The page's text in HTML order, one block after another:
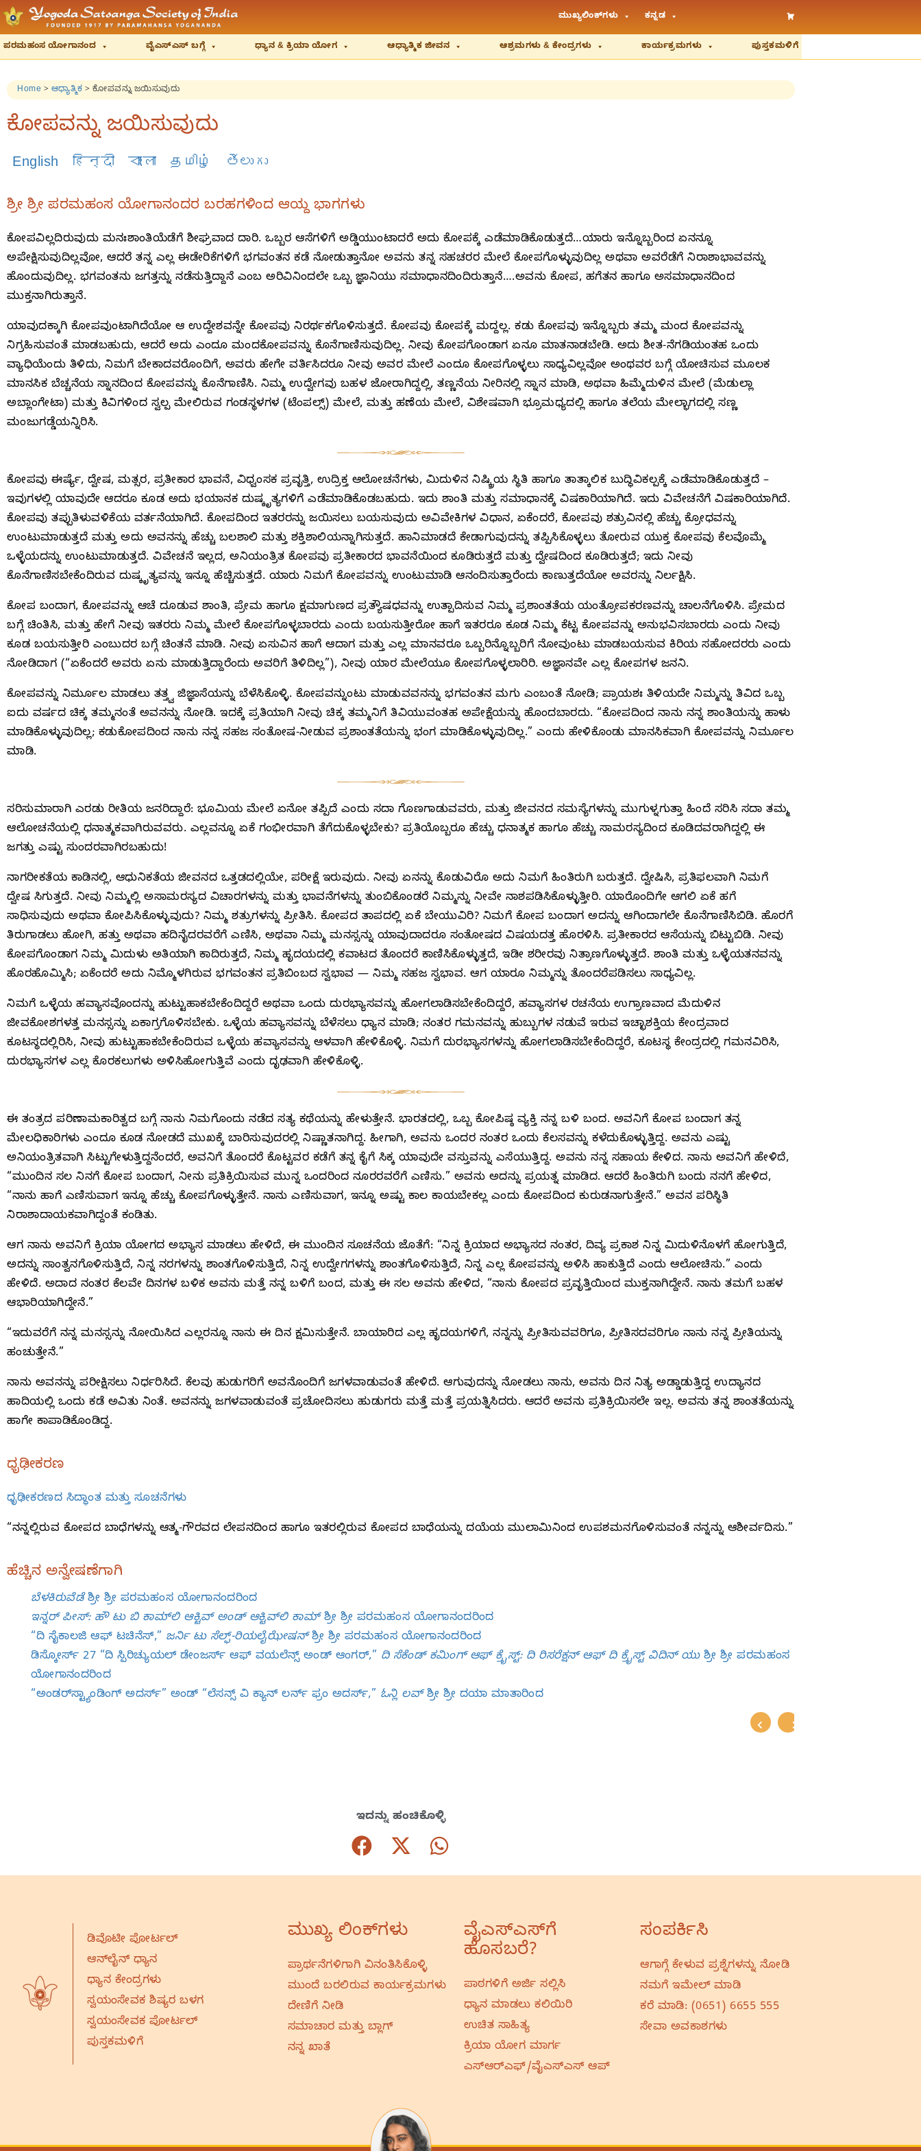
ಮುಖ್ಯಲಿಂಕ್‌ಗಳು ಕನ್ನಡ
ಪರಮಹಂಸ ಯೋಗಾನಂದ ವೈಎಸ್‌ಎಸ್‌ ಬಗ್ಗೆ ಧ್ಯಾನ & ಕ್ರಿಯಾ ಯೋಗ ಆಧ್ಯಾತ್ಮಿಕ ಜೀವನ ಆಶ್ರಮಗಳು & ಕೇಂದ್ರಗಳು ಕಾರ್ಯಕ್ರಮಗಳು ಪುಸ್ತಕಮಳಿಗೆ
Home > ಆಧ್ಯಾತ್ಮಿಕ > ಕೋಪವನ್ನು ಜಯಿಸುವುದು
ಕೋಪವನ್ನು ಜಯಿಸುವುದು
English हिन्दी বাংলা தமிழ் తెలుగు
ಶ್ರೀ ಶ್ರೀ ಪರಮಹಂಸ ಯೋಗಾನಂದರ ಬರಹಗಳಿಂದ ಆಯ್ದ ಭಾಗಗಳು
ಕೋಪವಿಲ್ಲದಿರುವುದು ಮನಃಶಾಂತಿಯೆಡೆಗೆ ಶೀಘ್ರವಾದ ದಾರಿ. ಒಬ್ಬರ ಆಸೆಗಳಿಗೆ ಅಡ್ಡಿಯುಂಟಾದರೆ ಅದು ಕೋಪಕ್ಕೆ ಎಡೆಮಾಡಿಕೊಡುತ್ತದೆ…ಯಾರು ಇನ್ನೊಬ್ಬರಿಂದ ಏನನ್ನೂ
ಅಪೇಕ್ಷಿಸುವುದಿಲ್ಲವೋ, ಆದರೆ ತನ್ನ ಎಲ್ಲ ಈಡೇರಿಕೆಗಳಿಗೆ ಭಗವಂತನ ಕಡೆ ನೋಡುತ್ತಾನೋ ಅವನು ತನ್ನ ಸಹಚರರ ಮೇಲೆ ಕೋಪಗೊಳ್ಳುವುದಿಲ್ಲ ಅಥವಾ ಅವರೆಡೆಗೆ ನಿರಾಶಾಭಾವವನ್ನು
ಹೊಂದುವುದಿಲ್ಲ. ಭಗವಂತನು ಜಗತ್ತನ್ನು ನಡೆಸುತ್ತಿದ್ದಾನೆ ಎಂಬ ಅರಿವಿನಿಂದಲೇ ಒಬ್ಬ ಜ್ಞಾನಿಯು ಸಮಾಧಾನದಿಂದಿರುತ್ತಾನೆ….ಅವನು ಕೋಪ, ಹಗೆತನ ಹಾಗೂ ಅಸಮಾಧಾನದಿಂದ
ಮುಕ್ತನಾಗಿರುತ್ತಾನೆ.
ಯಾವುದಕ್ಕಾಗಿ ಕೋಪವುಂಟಾಗಿದೆಯೋ ಆ ಉದ್ದೇಶವನ್ನೇ ಕೋಪವು ನಿರರ್ಥಕಗೊಳಿಸುತ್ತದೆ. ಕೋಪವು ಕೋಪಕ್ಕೆ ಮದ್ದಲ್ಲ. ಕಡು ಕೋಪವು ಇನ್ನೊಬ್ಬರು ತಮ್ಮ ಮಂದ ಕೋಪವನ್ನು
ನಿಗ್ರಹಿಸುವಂತೆ ಮಾಡಬಹುದು, ಆದರೆ ಅದು ಎಂದೂ ಮಂದಕೋಪವನ್ನು ಕೊನೆಗಾಣಿಸುವುದಿಲ್ಲ. ನೀವು ಕೋಪಗೊಂಡಾಗ ಏನೂ ಮಾತನಾಡಬೇಡಿ. ಅದು ಶೀತ-ನೆಗಡಿಯಂತಹ ಒಂದು
ವ್ಯಾಧಿಯೆಂದು ತಿಳಿದು, ನಿಮಗೆ ಬೇಕಾದವರೊಂದಿಗೆ, ಅವರು ಹೇಗೇ ವರ್ತಿಸಿದರೂ ನೀವು ಅವರ ಮೇಲೆ ಎಂದೂ ಕೋಪಗೊಳ್ಳಲು ಸಾಧ್ಯವಿಲ್ಲವೋ ಅಂಥವರ ಬಗ್ಗೆ ಯೋಚಿಸುವ ಮೂಲಕ
ಮಾನಸಿಕ ಬೆಚ್ಚನೆಯ ಸ್ನಾನದಿಂದ ಕೋಪವನ್ನು ಕೊನೆಗಾಣಿಸಿ. ನಿಮ್ಮ ಉದ್ವೇಗವು ಬಹಳ ಜೋರಾಗಿದ್ದಲ್ಲಿ, ತಣ್ಣನೆಯ ನೀರಿನಲ್ಲಿ ಸ್ನಾನ ಮಾಡಿ, ಅಥವಾ ಹಿಮ್ಮೆದುಳಿನ ಮೇಲೆ (ಮೆಡುಲ್ಲಾ
ಅಬ್ಲಾಂಗೇಟಾ) ಮತ್ತು ಕಿವಿಗಳಿಂದ ಸ್ವಲ್ಪ ಮೇಲಿರುವ ಗಂಡಸ್ಥಳಗಳ (ಟೆಂಪಲ್ಸ್‌) ಮೇಲೆ, ಮತ್ತು ಹಣೆಯ ಮೇಲೆ, ವಿಶೇಷವಾಗಿ ಭ್ರೂಮಧ್ಯದಲ್ಲಿ ಹಾಗೂ ತಲೆಯ ಮೇಲ್ಭಾಗದಲ್ಲಿ ಸಣ್ಣ
ಮಂಜುಗಡ್ಡೆಯನ್ನಿರಿಸಿ.
ಕೋಪವು ಈರ್ಷ್ಯೆ, ದ್ವೇಷ, ಮತ್ಸರ, ಪ್ರತೀಕಾರ ಭಾವನೆ, ವಿಧ್ವಂಸಕ ಪ್ರವೃತ್ತಿ, ಉದ್ರಿಕ್ತ ಆಲೋಚನೆಗಳು, ಮಿದುಳಿನ ನಿಷ್ಕ್ರಿಯ ಸ್ಥಿತಿ ಹಾಗೂ ತಾತ್ಕಾಲಿಕ ಬುದ್ಧಿವಿಕಲ್ಪಕ್ಕೆ ಎಡೆಮಾಡಿಕೊಡುತ್ತದೆ –
ಇವುಗಳಲ್ಲಿ ಯಾವುದೇ ಆದರೂ ಕೂಡ ಅದು ಭಯಾನಕ ದುಷ್ಕೃತ್ಯಗಳಿಗೆ ಎಡೆಮಾಡಿಕೊಡಬಹುದು. ಇದು ಶಾಂತಿ ಮತ್ತು ಸಮಾಧಾನಕ್ಕೆ ವಿಷಕಾರಿಯಾಗಿದೆ. ಇದು ವಿವೇಚನೆಗೆ ವಿಷಕಾರಿಯಾಗಿದೆ.
ಕೋಪವು ತಪ್ಪುತಿಳುವಳಿಕೆಯ ವರ್ತನೆಯಾಗಿದೆ. ಕೋಪದಿಂದ ಇತರರನ್ನು ಜಯಿಸಲು ಬಯಸುವುದು ಅವಿವೇಕಿಗಳ ವಿಧಾನ, ಏಕೆಂದರೆ, ಕೋಪವು ಶತ್ರುವಿನಲ್ಲಿ ಹೆಚ್ಚು ಕ್ರೋಧವನ್ನು
ಉಂಟುಮಾಡುತ್ತದೆ ಮತ್ತು ಅದು ಅವನನ್ನು ಹೆಚ್ಚು ಬಲಶಾಲಿ ಮತ್ತು ಶಕ್ತಿಶಾಲಿಯನ್ನಾಗಿಸುತ್ತದೆ. ಹಾನಿಮಾಡದೆ ಕೇಡಾಗುವುದನ್ನು ತಪ್ಪಿಸಿಕೊಳ್ಳಲು ತೋರುವ ಯುಕ್ತ ಕೋಪವು ಕೆಲವೊಮ್ಮೆ
ಒಳ್ಳೆಯದನ್ನು ಉಂಟುಮಾಡುತ್ತದೆ. ವಿವೇಚನೆ ಇಲ್ಲದ, ಅನಿಯಂತ್ರಿತ ಕೋಪವು ಪ್ರತೀಕಾರದ ಭಾವನೆಯಿಂದ ಕೂಡಿರುತ್ತದೆ ಮತ್ತು ದ್ವೇಷದಿಂದ ಕೂಡಿರುತ್ತದೆ; ಇದು ನೀವು
ಕೊನೆಗಾಣಿಸಬೇಕೆಂದಿರುವ ದುಷ್ಕೃತ್ಯವನ್ನು ಇನ್ನೂ ಹೆಚ್ಚಿಸುತ್ತದೆ. ಯಾರು ನಿಮಗೆ ಕೋಪವನ್ನು ಉಂಟುಮಾಡಿ ಆನಂದಿಸುತ್ತಾರೆಂದು ಕಾಣುತ್ತದೆಯೋ ಅವರನ್ನು ನಿರ್ಲಕ್ಷಿಸಿ.
ಕೋಪ ಬಂದಾಗ, ಕೋಪವನ್ನು ಆಚೆ ದೂಡುವ ಶಾಂತಿ, ಪ್ರೇಮ ಹಾಗೂ ಕ್ಷಮಾಗುಣದ ಪ್ರತ್ಯೌಷಧವನ್ನು ಉತ್ಪಾದಿಸುವ ನಿಮ್ಮ ಪ್ರಶಾಂತತೆಯ ಯಂತ್ರೋಪಕರಣವನ್ನು ಚಾಲನೆಗೊಳಿಸಿ. ಪ್ರೇಮದ
ಬಗ್ಗೆ ಚಿಂತಿಸಿ, ಮತ್ತು ಹೇಗೆ ನೀವು ಇತರರು ನಿಮ್ಮ ಮೇಲೆ ಕೋಪಗೊಳ್ಳಬಾರದು ಎಂದು ಬಯಸುತ್ತೀರೋ ಹಾಗೆ ಇತರರೂ ಕೂಡ ನಿಮ್ಮ ಕೆಟ್ಟ ಕೋಪವನ್ನು ಅನುಭವಿಸಬಾರದು ಎಂದು ನೀವು
ಕೂಡ ಬಯಸುತ್ತೀರಿ ಎಂಬುದರ ಬಗ್ಗೆ ಚಿಂತನೆ ಮಾಡಿ. ನೀವು ಏಸುವಿನ ಹಾಗೆ ಆದಾಗ ಮತ್ತು ಎಲ್ಲ ಮಾನವರೂ ಒಬ್ಬರಿನ್ನೊಬ್ಬರಿಗೆ ನೋವುಂಟು ಮಾಡಬಯಸುವ ಕಿರಿಯ ಸಹೋದರರು ಎಂದು
ನೋಡಿದಾಗ (“ಏಕೆಂದರೆ ಅವರು ಏನು ಮಾಡುತ್ತಿದ್ದಾರೆಂದು ಅವರಿಗೆ ತಿಳಿದಿಲ್ಲ”), ನೀವು ಯಾರ ಮೇಲೆಯೂ ಕೋಪಗೊಳ್ಳಲಾರಿರಿ. ಅಜ್ಞಾನವೇ ಎಲ್ಲ ಕೋಪಗಳ ಜನನಿ.
ಕೋಪವನ್ನು ನಿರ್ಮೂಲ ಮಾಡಲು ತತ್ತ್ವ ಜಿಜ್ಞಾಸೆಯನ್ನು ಬೆಳೆಸಿಕೊಳ್ಳಿ. ಕೋಪವನ್ನುಂಟು ಮಾಡುವವನನ್ನು ಭಗವಂತನ ಮಗು ಎಂಬಂತೆ ನೋಡಿ; ಪ್ರಾಯಶಃ ತಿಳಿಯದೇ ನಿಮ್ಮನ್ನು ತಿವಿದ ಒಬ್ಬ
ಐದು ವರ್ಷದ ಚಿಕ್ಕ ತಮ್ಮನಂತೆ ಅವನನ್ನು ನೋಡಿ. ಇದಕ್ಕೆ ಪ್ರತಿಯಾಗಿ ನೀವು ಚಿಕ್ಕ ತಮ್ಮನಿಗೆ ತಿವಿಯುವಂತಹ ಅಪೇಕ್ಷೆಯನ್ನು ಹೊಂದಬಾರದು. “ಕೋಪದಿಂದ ನಾನು ನನ್ನ ಶಾಂತಿಯನ್ನು ಹಾಳು
ಮಾಡಿಕೊಳ್ಳುವುದಿಲ್ಲ; ಕಡುಕೋಪದಿಂದ ನಾನು ನನ್ನ ಸಹಜ ಸಂತೋಷ-ನೀಡುವ ಪ್ರಶಾಂತತೆಯನ್ನು ಭಂಗ ಮಾಡಿಕೊಳ್ಳುವುದಿಲ್ಲ.” ಎಂದು ಹೇಳಿಕೊಂಡು ಮಾನಸಿಕವಾಗಿ ಕೋಪವನ್ನು ನಿರ್ಮೂಲ
ಮಾಡಿ.
ಸರಿಸುಮಾರಾಗಿ ಎರಡು ರೀತಿಯ ಜನರಿದ್ದಾರೆ: ಭೂಮಿಯ ಮೇಲೆ ಏನೋ ತಪ್ಪಿದೆ ಎಂದು ಸದಾ ಗೊಣಗಾಡುವವರು, ಮತ್ತು ಜೀವನದ ಸಮಸ್ಯೆಗಳನ್ನು ಮುಗುಳ್ನಗುತ್ತಾ ಹಿಂದೆ ಸರಿಸಿ ಸದಾ ತಮ್ಮ
ಆಲೋಚನೆಯಲ್ಲಿ ಧನಾತ್ಮಕವಾಗಿರುವವರು. ಎಲ್ಲವನ್ನೂ ಏಕೆ ಗಂಭೀರವಾಗಿ ತೆಗೆದುಕೊಳ್ಳಬೇಕು? ಪ್ರತಿಯೊಬ್ಬರೂ ಹೆಚ್ಚು ಧನಾತ್ಮಕ ಹಾಗೂ ಹೆಚ್ಚು ಸಾಮರಸ್ಯದಿಂದ ಕೂಡಿದವರಾಗಿದ್ದಲ್ಲಿ ಈ
ಜಗತ್ತು ಎಷ್ಟು ಸುಂದರವಾಗಿರಬಹುದು!
ನಾಗರೀಕತೆಯ ಕಾಡಿನಲ್ಲಿ, ಆಧುನಿಕತೆಯ ಜೀವನದ ಒತ್ತಡದಲ್ಲಿಯೇ, ಪರೀಕ್ಷೆ ಇರುವುದು. ನೀವು ಏನನ್ನು ಕೊಡುವಿರೊ ಅದು ನಿಮಗೆ ಹಿಂತಿರುಗಿ ಬರುತ್ತದೆ. ದ್ವೇಷಿಸಿ, ಪ್ರತಿಫಲವಾಗಿ ನಿಮಗೆ
ದ್ವೇಷ ಸಿಗುತ್ತದೆ. ನೀವು ನಿಮ್ಮಲ್ಲಿ ಅಸಾಮರಸ್ಯದ ವಿಚಾರಗಳನ್ನು ಮತ್ತು ಭಾವನೆಗಳನ್ನು ತುಂಬಿಕೊಂಡರೆ ನಿಮ್ಮನ್ನು ನೀವೇ ನಾಶಪಡಿಸಿಕೊಳ್ಳುತ್ತೀರಿ. ಯಾರೊಂದಿಗೇ ಆಗಲಿ ಏಕೆ ಹಗೆ
ಸಾಧಿಸುವುದು ಅಥವಾ ಕೋಪಿಸಿಕೊಳ್ಳುವುದು? ನಿಮ್ಮ ಶತ್ರುಗಳನ್ನು ಪ್ರೀತಿಸಿ. ಕೋಪದ ತಾಪದಲ್ಲಿ ಏಕೆ ಬೇಯುವಿರಿ? ನಿಮಗೆ ಕೋಪ ಬಂದಾಗ ಅದನ್ನು ಆಗಿಂದಾಗಲೇ ಕೊನೆಗಾಣಿಸಿಬಿಡಿ. ಹೊರಗೆ
ತಿರುಗಾಡಲು ಹೋಗಿ, ಹತ್ತು ಅಥವಾ ಹದಿನೈದರವರೆಗೆ ಎಣಿಸಿ, ಅಥವಾ ನಿಮ್ಮ ಮನಸ್ಸನ್ನು ಯಾವುದಾದರೂ ಸಂತೋಷದ ವಿಷಯದತ್ತ ಹೊರಳಿಸಿ. ಪ್ರತೀಕಾರದ ಆಸೆಯನ್ನು ಬಿಟ್ಟುಬಿಡಿ. ನೀವು
ಕೋಪಗೊಂಡಾಗ ನಿಮ್ಮ ಮಿದುಳು ಅತಿಯಾಗಿ ಕಾದಿರುತ್ತದೆ, ನಿಮ್ಮ ಹೃದಯದಲ್ಲಿ ಕವಾಟದ ತೊಂದರೆ ಕಾಣಿಸಿಕೊಳ್ಳುತ್ತದೆ, ಇಡೀ ಶರೀರವು ನಿತ್ರಾಣಗೊಳ್ಳುತ್ತದೆ. ಶಾಂತಿ ಮತ್ತು ಒಳ್ಳೆಯತನವನ್ನು
ಹೊರಹೊಮ್ಮಿಸಿ; ಏಕೆಂದರೆ ಅದು ನಿಮ್ಮೊಳಗಿರುವ ಭಗವಂತನ ಪ್ರತಿಬಿಂಬದ ಸ್ವಭಾವ — ನಿಮ್ಮ ಸಹಜ ಸ್ವಭಾವ. ಆಗ ಯಾರೂ ನಿಮ್ಮನ್ನು ತೊಂದರೆಪಡಿಸಲು ಸಾಧ್ಯವಿಲ್ಲ.
ನಿಮಗೆ ಒಳ್ಳೆಯ ಹವ್ಯಾಸವೊಂದನ್ನು ಹುಟ್ಟುಹಾಕಬೇಕೆಂದಿದ್ದರೆ ಅಥವಾ ಒಂದು ದುರಭ್ಯಾಸವನ್ನು ಹೋಗಲಾಡಿಸಬೇಕೆಂದಿದ್ದರೆ, ಹವ್ಯಾಸಗಳ ರಚನೆಯ ಉಗ್ರಾಣವಾದ ಮೆದುಳಿನ
ಜೀವಕೋಶಗಳತ್ತ ಮನಸ್ಸನ್ನು ಏಕಾಗ್ರಗೊಳಿಸಬೇಕು. ಒಳ್ಳೆಯ ಹವ್ಯಾಸವನ್ನು ಬೆಳೆಸಲು ಧ್ಯಾನ ಮಾಡಿ; ನಂತರ ಗಮನವನ್ನು ಹುಬ್ಬುಗಳ ನಡುವೆ ಇರುವ ಇಚ್ಛಾಶಕ್ತಿಯ ಕೇಂದ್ರವಾದ
ಕೂಟಸ್ಥದಲ್ಲಿರಿಸಿ, ನೀವು ಹುಟ್ಟುಹಾಕಬೇಕೆಂದಿರುವ ಒಳ್ಳೆಯ ಹವ್ಯಾಸವನ್ನು ಆಳವಾಗಿ ಹೇಳಿಕೊಳ್ಳಿ. ನಿಮಗೆ ದುರಭ್ಯಾಸಗಳನ್ನು ಹೋಗಲಾಡಿಸಬೇಕೆಂದಿದ್ದರೆ, ಕೂಟಸ್ಥ ಕೇಂದ್ರದಲ್ಲಿ ಗಮನವಿರಿಸಿ,
ದುರಭ್ಯಾಸಗಳ ಎಲ್ಲ ಕೊರಕಲುಗಳು ಅಳಿಸಿಹೋಗುತ್ತಿವೆ ಎಂದು ದೃಢವಾಗಿ ಹೇಳಿಕೊಳ್ಳಿ.
ಈ ತಂತ್ರದ ಪರಿಣಾಮಕಾರಿತ್ವದ ಬಗ್ಗೆ ನಾನು ನಿಮಗೊಂದು ನಡೆದ ಸತ್ಯ ಕಥೆಯನ್ನು ಹೇಳುತ್ತೇನೆ. ಭಾರತದಲ್ಲಿ, ಒಬ್ಬ ಕೋಪಿಷ್ಠ ವ್ಯಕ್ತಿ ನನ್ನ ಬಳಿ ಬಂದ. ಅವನಿಗೆ ಕೋಪ ಬಂದಾಗ ತನ್ನ
ಮೇಲಧಿಕಾರಿಗಳು ಎಂದೂ ಕೂಡ ನೋಡದೆ ಮುಖಕ್ಕೆ ಬಾರಿಸುವುದರಲ್ಲಿ ನಿಷ್ಣಾತನಾಗಿದ್ದ. ಹೀಗಾಗಿ, ಅವನು ಒಂದರ ನಂತರ ಒಂದು ಕೆಲಸವನ್ನು ಕಳೆದುಕೊಳ್ಳುತ್ತಿದ್ದ. ಅವನು ಎಷ್ಟು
ಅನಿಯಂತ್ರಿತವಾಗಿ ಸಿಟ್ಟುಗೇಳುತ್ತಿದ್ದನೆಂದರೆ, ಅವನಿಗೆ ತೊಂದರೆ ಕೊಟ್ಟವರ ಕಡೆಗೆ ತನ್ನ ಕೈಗೆ ಸಿಕ್ಕ ಯಾವುದೇ ವಸ್ತುವನ್ನು ಎಸೆಯುತ್ತಿದ್ದ. ಅವನು ನನ್ನ ಸಹಾಯ ಕೇಳಿದ. ನಾನು ಅವನಿಗೆ ಹೇಳಿದೆ,
“ಮುಂದಿನ ಸಲ ನಿನಗೆ ಕೋಪ ಬಂದಾಗ, ನೀನು ಪ್ರತಿಕ್ರಿಯಿಸುವ ಮುನ್ನ ಒಂದರಿಂದ ನೂರರವರೆಗೆ ಎಣಿಸು.” ಅವನು ಅದನ್ನು ಪ್ರಯತ್ನ ಮಾಡಿದ. ಆದರೆ ಹಿಂತಿರುಗಿ ಬಂದು ನನಗೆ ಹೇಳಿದ,
“ನಾನು ಹಾಗೆ ಎಣಿಸುವಾಗ ಇನ್ನೂ ಹೆಚ್ಚು ಕೋಪಗೊಳ್ಳುತ್ತೇನೆ. ನಾನು ಎಣಿಸುವಾಗ, ಇನ್ನೂ ಅಷ್ಟು ಕಾಲ ಕಾಯಬೇಕಲ್ಲ ಎಂದು ಕೋಪದಿಂದ ಕುರುಡನಾಗುತ್ತೇನೆ.” ಅವನ ಪರಿಸ್ಥಿತಿ
ನಿರಾಶಾದಾಯಕವಾಗಿದ್ದಂತೆ ಕಂಡಿತು.
ಆಗ ನಾನು ಅವನಿಗೆ ಕ್ರಿಯಾ ಯೋಗದ ಅಭ್ಯಾಸ ಮಾಡಲು ಹೇಳಿದೆ, ಈ ಮುಂದಿನ ಸೂಚನೆಯ ಜೊತೆಗೆ: “ನಿನ್ನ ಕ್ರಿಯಾದ ಅಭ್ಯಾಸದ ನಂತರ, ದಿವ್ಯ ಪ್ರಕಾಶ ನಿನ್ನ ಮಿದುಳಿನೊಳಗೆ ಹೋಗುತ್ತಿದೆ,
ಅದನ್ನು ಸಾಂತ್ವನಗೊಳಿಸುತ್ತಿದೆ, ನಿನ್ನ ನರಗಳನ್ನು ಶಾಂತಗೊಳಿಸುತ್ತಿದೆ, ನಿನ್ನ ಉದ್ವೇಗಗಳನ್ನು ಶಾಂತಗೊಳಿಸುತ್ತಿದೆ, ನಿನ್ನ ಎಲ್ಲ ಕೋಪವನ್ನು ಅಳಿಸಿ ಹಾಕುತ್ತಿದೆ ಎಂದು ಆಲೋಚಿಸು.” ಎಂದು
ಹೇಳಿದೆ. ಅದಾದ ನಂತರ ಕೆಲವೇ ದಿನಗಳ ಬಳಿಕ ಅವನು ಮತ್ತೆ ನನ್ನ ಬಳಿಗೆ ಬಂದ, ಮತ್ತು ಈ ಸಲ ಅವನು ಹೇಳಿದ, “ನಾನು ಕೋಪದ ಪ್ರವೃತ್ತಿಯಿಂದ ಮುಕ್ತನಾಗಿದ್ದೇನೆ. ನಾನು ತಮಗೆ ಬಹಳ
ಆಭಾರಿಯಾಗಿದ್ದೇನೆ.”
“ಇದುವರೆಗೆ ನನ್ನ ಮನಸ್ಸನ್ನು ನೋಯಿಸಿದ ಎಲ್ಲರನ್ನೂ ನಾನು ಈ ದಿನ ಕ್ಷಮಿಸುತ್ತೇನೆ. ಬಾಯಾರಿದ ಎಲ್ಲ ಹೃದಯಗಳಿಗೆ, ನನ್ನನ್ನು ಪ್ರೀತಿಸುವವರಿಗೂ, ಪ್ರೀತಿಸದವರಿಗೂ ನಾನು ನನ್ನ ಪ್ರೀತಿಯನ್ನು
ಹಂಚುತ್ತೇನೆ.”
ನಾನು ಅವನನ್ನು ಪರೀಕ್ಷಿಸಲು ನಿರ್ಧರಿಸಿದೆ. ಕೆಲವು ಹುಡುಗರಿಗೆ ಅವನೊಂದಿಗೆ ಜಗಳವಾಡುವಂತೆ ಹೇಳಿದೆ. ಆಗುವುದನ್ನು ನೋಡಲು ನಾನು, ಅವನು ದಿನ ನಿತ್ಯ ಅಡ್ಡಾಡುತ್ತಿದ್ದ ಉದ್ಯಾನದ
ಹಾದಿಯಲ್ಲಿ ಒಂದು ಕಡೆ ಅವಿತು ನಿಂತೆ. ಅವನನ್ನು ಜಗಳವಾಡುವಂತೆ ಪ್ರಚೋದಿಸಲು ಹುಡುಗರು ಮತ್ತೆ ಮತ್ತೆ ಪ್ರಯತ್ನಿಸಿದರು. ಆದರೆ ಅವನು ಪ್ರತಿಕ್ರಿಯಿಸಲೇ ಇಲ್ಲ. ಅವನು ತನ್ನ ಶಾಂತತೆಯನ್ನು
ಹಾಗೇ ಕಾಪಾಡಿಕೊಂಡಿದ್ದ.
ಧೃಢೀಕರಣ
ಧೃಢೀಕರಣದ ಸಿದ್ಧಾಂತ ಮತ್ತು ಸೂಚನೆಗಳು
“ನನ್ನಲ್ಲಿರುವ ಕೋಪದ ಬಾಧೆಗಳನ್ನು ಆತ್ಮ-ಗೌರವದ ಲೇಪನದಿಂದ ಹಾಗೂ ಇತರಲ್ಲಿರುವ ಕೋಪದ ಬಾಧೆಯನ್ನು ದಯೆಯ ಮುಲಾಮಿನಿಂದ ಉಪಶಮನಗೊಳಿಸುವಂತೆ ನನ್ನನ್ನು ಆಶೀರ್ವದಿಸು.”
ಹೆಚ್ಚಿನ ಅನ್ವೇಷಣೆಗಾಗಿ
ಬೆಳಕಿರುವೆಡೆಶ್ರೀ ಶ್ರೀ ಪರಮಹಂಸ ಯೋಗಾನಂದರಿಂದ
ಇನ್ನರ್‌ ಪೀಸ್‌: ಹೌ ಟು ಬಿ ಕಾಮ್‌ಲಿ ಆಕ್ಟಿವ್‌ ಅಂಡ್‌ ಆಕ್ಟಿವ್‌ಲಿ ಕಾಮ್‌ಶ್ರೀ ಶ್ರೀ ಪರಮಹಂಸ ಯೋಗಾನಂದರಿಂದ
“ದಿ ಸೈಕಾಲಜಿ ಆಫ್‌ ಟಚಿನೆಸ್‌,” ಜರ್ನಿ ಟು ಸೆಲ್ಫ್‌-ರಿಯಲೈಝೇಷನ್‌ಶ್ರೀ ಶ್ರೀ ಪರಮಹಂಸ ಯೋಗಾನಂದರಿಂದ
ಡಿಸ್ಕೋರ್ಸ್‌ 27 “ದಿ ಸ್ಪಿರಿಚ್ಯುಯಲ್‌ ಡೇಂಜರ್ಸ್‌ ಆಫ್‌ ವಯಲೆನ್ಸ್‌ ಅಂಡ್‌ ಆಂಗರ್‌,” ದಿ ಸೆಕೆಂಡ್‌ ಕಮಿಂಗ್‌ ಆಫ್‌ ಕ್ರೈಸ್ಟ್‌: ದಿ ರಿಸರೆಕ್ಷನ್‌ ಆಫ್‌ ದಿ ಕ್ರೈಸ್ಟ್‌ ವಿದಿನ್‌ ಯುಶ್ರೀ ಶ್ರೀ ಪರಮಹಂಸ
ಯೋಗಾನಂದರಿಂದ
“ಅಂಡರ್‌ಸ್ಟ್ಯಾಂಡಿಂಗ್‌ ಅದರ್ಸ್‌” ಅಂಡ್‌ “ಲೆಸನ್ಸ್‌ ವಿ ಕ್ಯಾನ್‌ ಲರ್ನ್‌ ಫ್ರಂ ಅದರ್ಸ್‌,” ಓನ್ಲಿ ಲವ್‌ಶ್ರೀ ಶ್ರೀ ದಯಾ ಮಾತಾರಿಂದ
ಇದನ್ನು ಹಂಚಿಕೊಳ್ಳಿ
ಡಿವೊಟೀ ಪೋರ್ಟಲ್
ಆನ್‌ಲೈನ್‌ ಧ್ಯಾನ
ಧ್ಯಾನ ಕೇಂದ್ರಗಳು
ಸ್ವಯಂಸೇವಕ ಶಿಷ್ಯರ ಬಳಗ
ಸ್ವಯಂಸೇವಕ ಪೋರ್ಟಲ್
ಪುಸ್ತಕಮಳಿಗೆ
ಮುಖ್ಯ ಲಿಂಕ್‌ಗಳು
ಪ್ರಾರ್ಥನೆಗಳಿಗಾಗಿ ವಿನಂತಿಸಿಕೊಳ್ಳಿ
ಮುಂದೆ ಬರಲಿರುವ ಕಾರ್ಯಕ್ರಮಗಳು
ದೇಣಿಗೆ ನೀಡಿ
ಸಮಾಚಾರ ಮತ್ತು ಬ್ಲಾಗ್
ನನ್ನ ಖಾತೆ
ವೈಎಸ್‌ಎಸ್‌ಗೆ
ಹೊಸಬರೆ?
ಪಾಠಗಳಿಗೆ ಅರ್ಜಿ ಸಲ್ಲಿಸಿ
ಧ್ಯಾನ ಮಾಡಲು ಕಲಿಯಿರಿ
ಉಚಿತ ಸಾಹಿತ್ಯ
ಕ್ರಿಯಾ ಯೋಗ ಮಾರ್ಗ
ಎಸ್‌ಆರ್‌ಎಫ್‌/ವೈಎಸ್‌ಎಸ್‌ ಆಪ್
ಸಂಪರ್ಕಿಸಿ
ಆಗಾಗ್ಗೆ ಕೇಳುವ ಪ್ರಶ್ನೆಗಳನ್ನು ನೋಡಿ
ನಮಗೆ ಇಮೇಲ್‌ ಮಾಡಿ
ಕರೆ ಮಾಡಿ: (0651) 6655 555
ಸೇವಾ ಅವಕಾಶಗಳು